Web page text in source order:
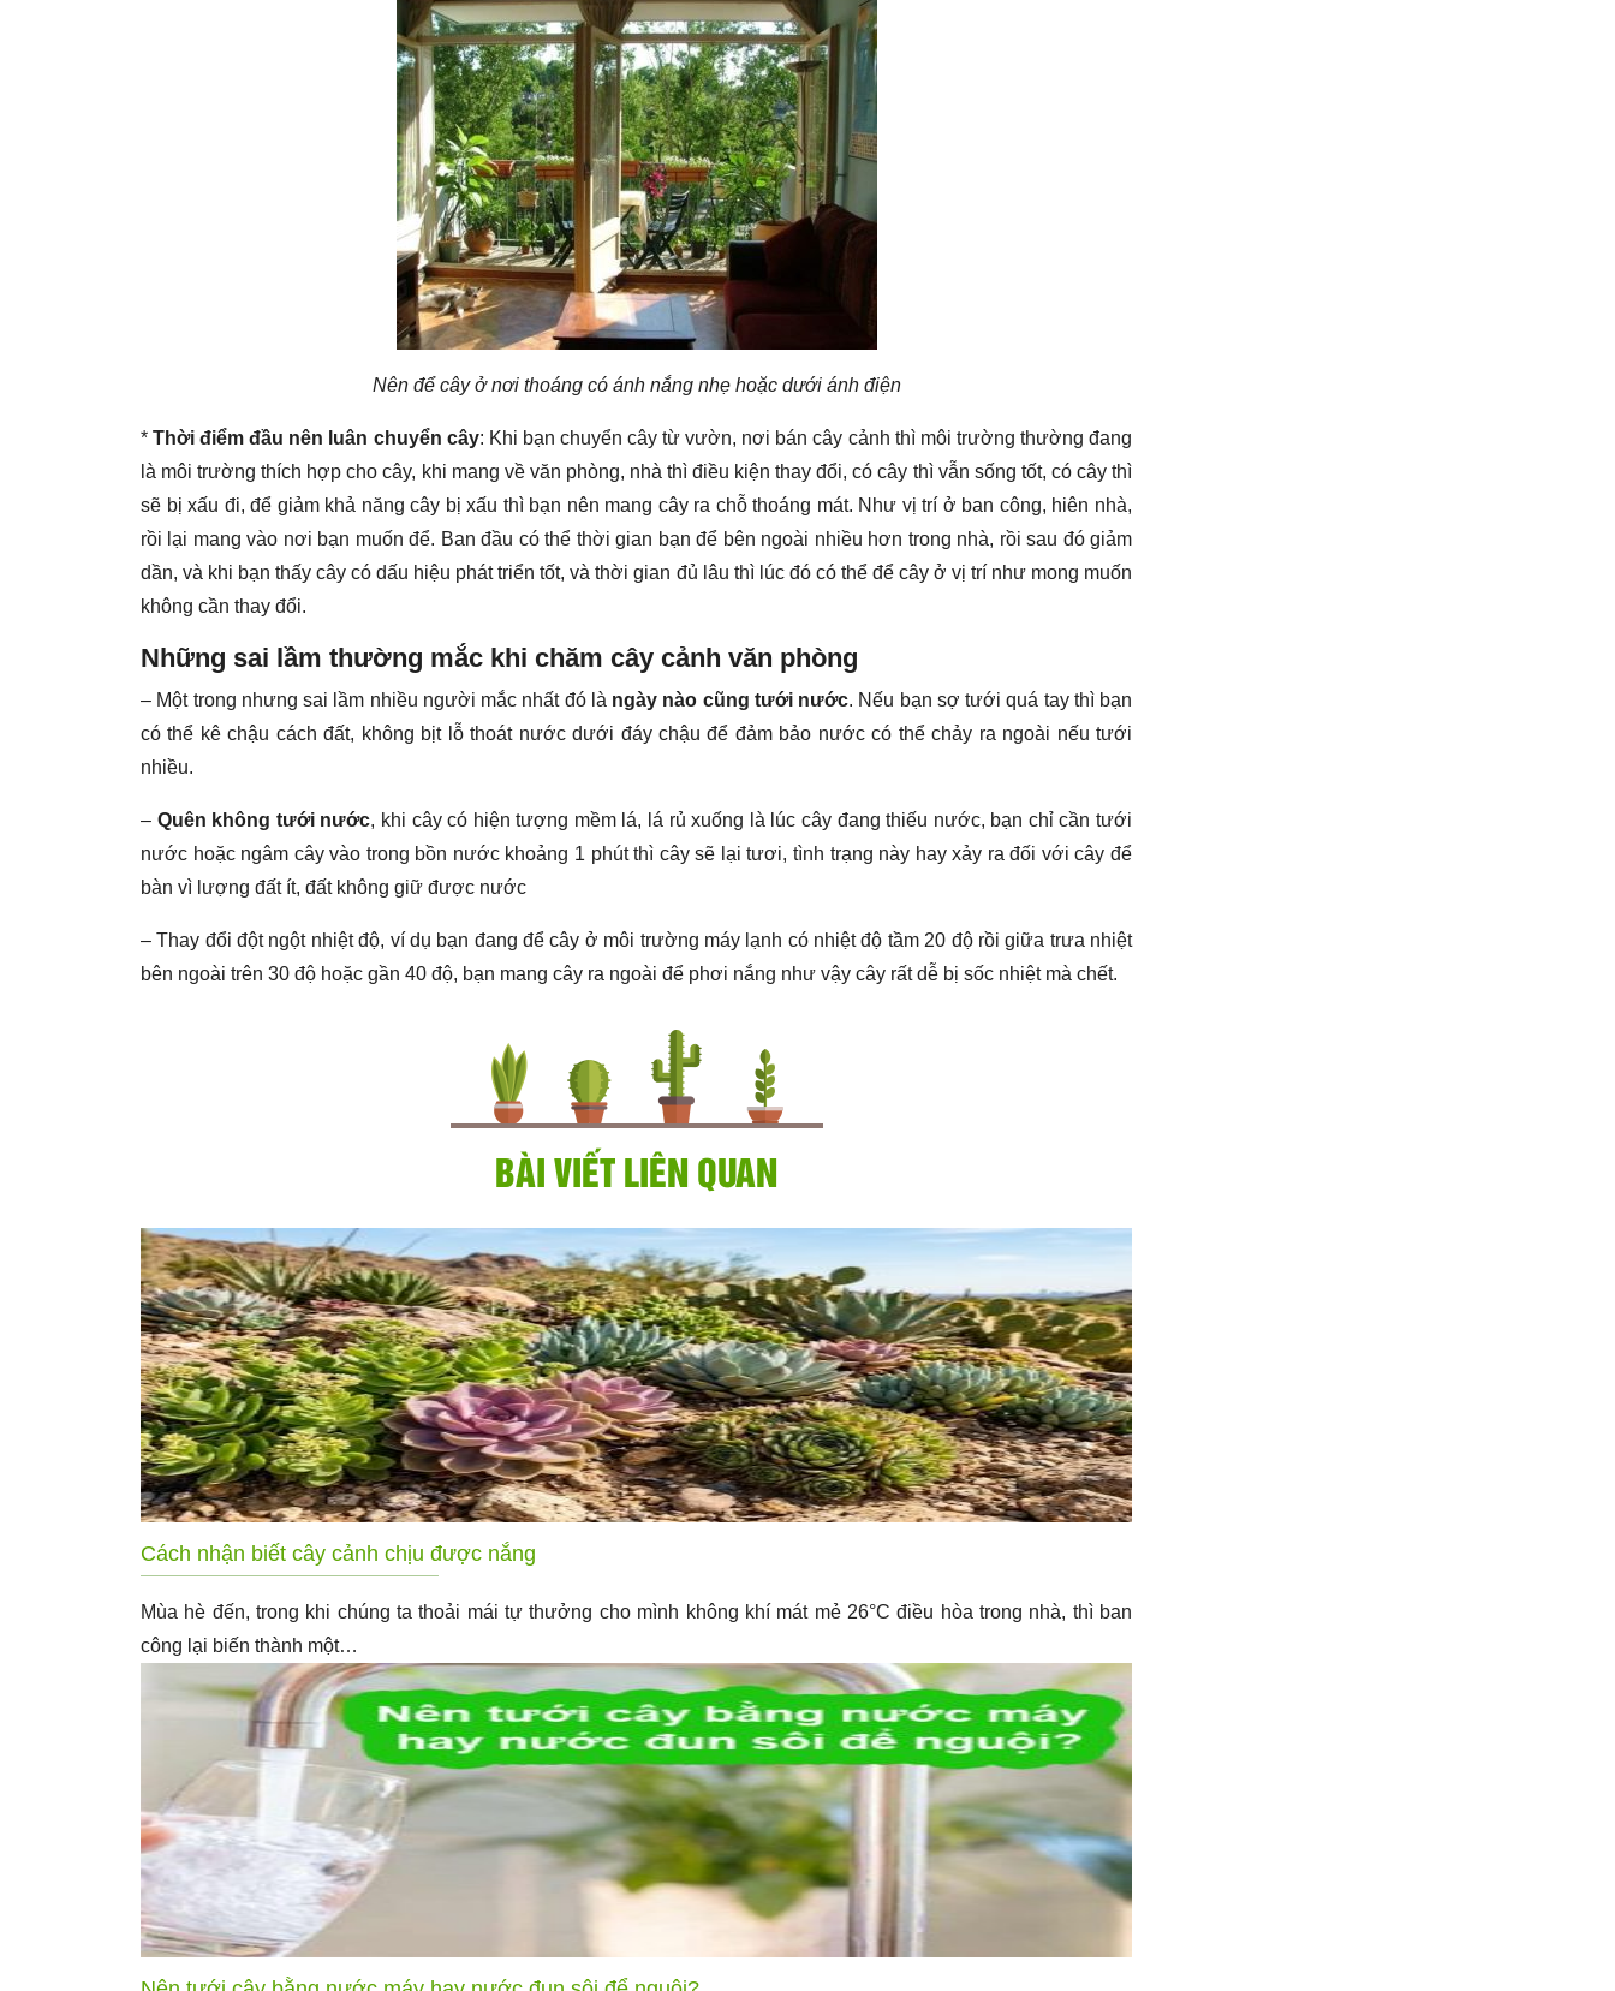
Nên để cây ở nơi thoáng có ánh nắng nhẹ hoặc dưới ánh điện
*Thời điểm đầu nên luân chuyển cây: Khi bạn chuyển cây từ vườn, nơi bán cây cảnh thì môi trường thường đang
là môi trường thích hợp cho cây, khi mang về văn phòng, nhà thì điều kiện thay đổi, có cây thì vẫn sống tốt, có cây thì
sẽ bị xấu đi, để giảm khả năng cây bị xấu thì bạn nên mang cây ra chỗ thoáng mát. Như vị trí ở ban công, hiên nhà,
rồi lại mang vào nơi bạn muốn để. Ban đầu có thể thời gian bạn để bên ngoài nhiều hơn trong nhà, rồi sau đó giảm
dần, và khi bạn thấy cây có dấu hiệu phát triển tốt, và thời gian đủ lâu thì lúc đó có thể để cây ở vị trí như mong muốn
không cần thay đổi.
Những sai lầm thường mắc khi chăm cây cảnh văn phòng
– Một trong nhưng sai lầm nhiều người mắc nhất đó là ngày nào cũng tưới nước. Nếu bạn sợ tưới quá tay thì bạn
có thể kê chậu cách đất, không bịt lỗ thoát nước dưới đáy chậu để đảm bảo nước có thể chảy ra ngoài nếu tưới
nhiều.
– Quên không tưới nước, khi cây có hiện tượng mềm lá, lá rủ xuống là lúc cây đang thiếu nước, bạn chỉ cần tưới
nước hoặc ngâm cây vào trong bồn nước khoảng 1 phút thì cây sẽ lại tươi, tình trạng này hay xảy ra đối với cây để
bàn vì lượng đất ít, đất không giữ được nước
– Thay đổi đột ngột nhiệt độ, ví dụ bạn đang để cây ở môi trường máy lạnh có nhiệt độ tầm 20 độ rồi giữa trưa nhiệt
bên ngoài trên 30 độ hoặc gần 40 độ, bạn mang cây ra ngoài để phơi nắng như vậy cây rất dễ bị sốc nhiệt mà chết.
BÀI VIẾT LIÊN QUAN
Cách nhận biết cây cảnh chịu được nắng
Mùa hè đến, trong khi chúng ta thoải mái tự thưởng cho mình không khí mát mẻ 26°C điều hòa trong nhà, thì ban
công lại biến thành một…